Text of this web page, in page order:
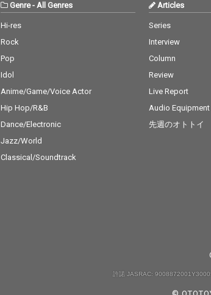
Genre- All Genres
Hi-res
Rock
Pop
Idol
Anime/Game/Voice Actor
Hip Hop/R&B
Dance/Electronic
Jazz/World
Classical/Soundtrack
Articles
Series
Interview
Column
Review
Live Report
Audio Equipment
先週のオトトイ
許諾 JASRAC: